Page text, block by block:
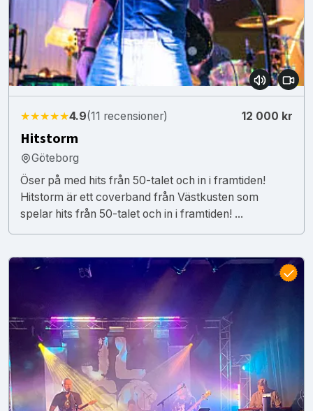
★★★★★4.9(11 recensioner) 12 000 kr
Hitstorm
Göteborg
Öser på med hits från 50-talet och in i framtiden!
Hitstorm är ett coverband från Västkusten som
spelar hits från 50-talet och in i framtiden! ...